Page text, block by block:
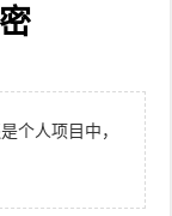
个人项目中，